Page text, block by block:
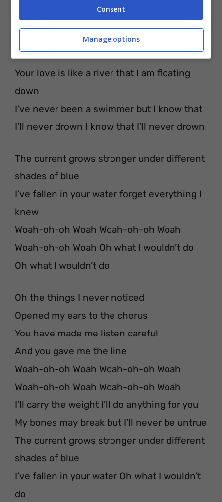
me home
Whispering wind is blowing telling me I’m
not alone
Your love is like a river that I am floating
down
I’ve never been a swimmer but I know that
I’ll never drown I know that I’ll never drown
The current grows stronger under different
shades of blue
I’ve fallen in your water forget everything I
knew
Woah-oh-oh Woah Woah-oh-oh Woah
Woah-oh-oh Woah Oh what I wouldn’t do
Oh what I wouldn’t do
Oh the things I never noticed
Opened my ears to the chorus
You have made me listen careful
And you gave me the line
Woah-oh-oh Woah Woah-oh-oh Woah
Woah-oh-oh Woah Woah-oh-oh Woah
I’ll carry the weight I’ll do anything for you
My bones may break but I’ll never be untrue
The current grows stronger under different
shades of blue
I’ve fallen in your water Oh what I wouldn’t
do
Consent
Manage options